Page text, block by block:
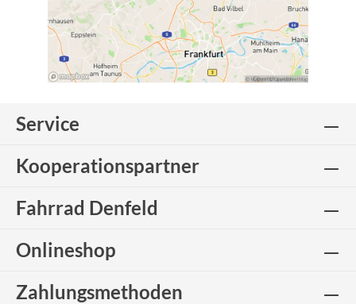
Service
Kooperationspartner
Fahrrad Denfeld
Onlineshop
Zahlungsmethoden